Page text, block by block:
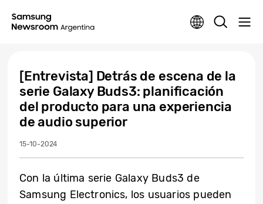
[Entrevista] Detrás de escena de la
serie Galaxy Buds3: planificación
del producto para una experiencia
de audio superior
15-10-2024
Con la última serie Galaxy Buds3 de
Samsung Electronics, los usuarios pueden